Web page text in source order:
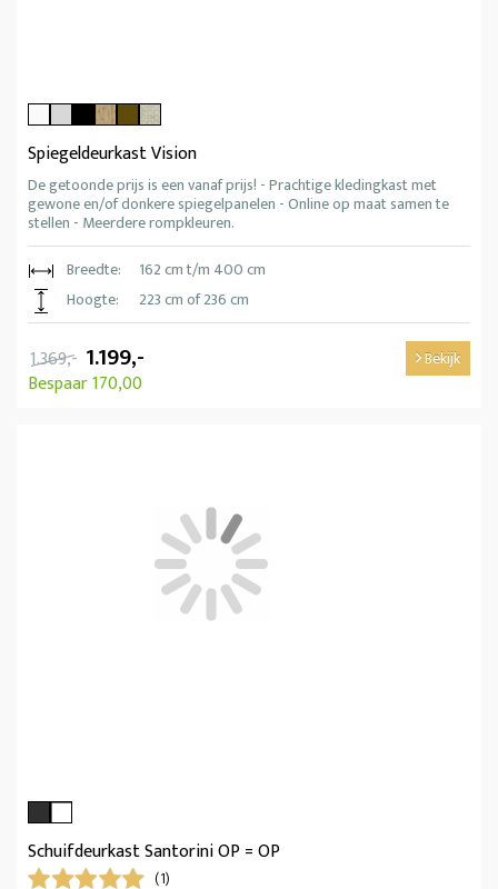
Spiegeldeurkast Vision
De getoonde prijs is een vanaf prijs! - Prachtige kledingkast met
gewone en/of donkere spiegelpanelen - Online op maat samen te
stellen - Meerdere rompkleuren.
Breedte:
162 cm t/m 400 cm
Hoogte:
223 cm of 236 cm
1.369,- 1.199,-
Bespaar 170,00
Bekijk
Schuifdeurkast Santorini OP = OP
(1)